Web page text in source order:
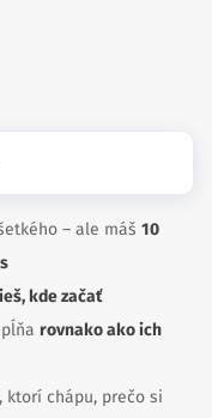
– ale máš 10
kde začať
rovnako ako ich
ktorí chápu, prečo si